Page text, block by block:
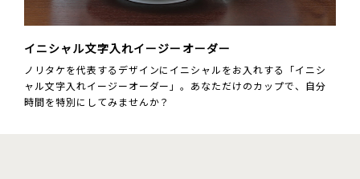
イニシャル文字入れイージーオーダー
ノリタケを代表するデザインにイニシャルをお入れする「イニシ
ャル文字入れイージーオーダー」。あなただけのカップで、自分
時間を特別にしてみませんか？